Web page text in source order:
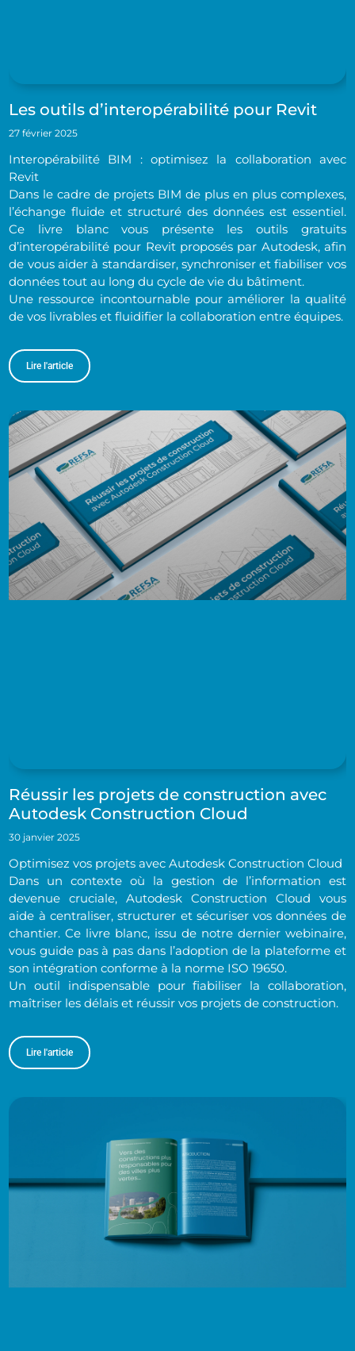
Les outils d’interopérabilité pour Revit
27 février 2025
Interopérabilité BIM : optimisez la collaboration avec
Revit
Dans le cadre de projets BIM de plus en plus complexes,
l’échange fluide et structuré des données est essentiel.
Ce livre blanc vous présente les outils gratuits
d’interopérabilité pour Revit proposés par Autodesk, afin
de vous aider à standardiser, synchroniser et fiabiliser vos
données tout au long du cycle de vie du bâtiment.
Une ressource incontournable pour améliorer la qualité
de vos livrables et fluidifier la collaboration entre équipes.
Lire l'article
Réussir les projets de construction avec
Autodesk Construction Cloud
30 janvier 2025
Optimisez vos projets avec Autodesk Construction Cloud
Dans un contexte où la gestion de l’information est
devenue cruciale, Autodesk Construction Cloud vous
aide à centraliser, structurer et sécuriser vos données de
chantier. Ce livre blanc, issu de notre dernier webinaire,
vous guide pas à pas dans l’adoption de la plateforme et
son intégration conforme à la norme ISO 19650.
Un outil indispensable pour fiabiliser la collaboration,
maîtriser les délais et réussir vos projets de construction.
Lire l'article